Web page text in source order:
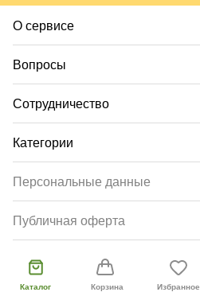
О сервисе
Вопросы
Сотрудничество
Категории
Персональные данные
Публичная оферта
Согласие пользователя
Каталог Корзина Избранное